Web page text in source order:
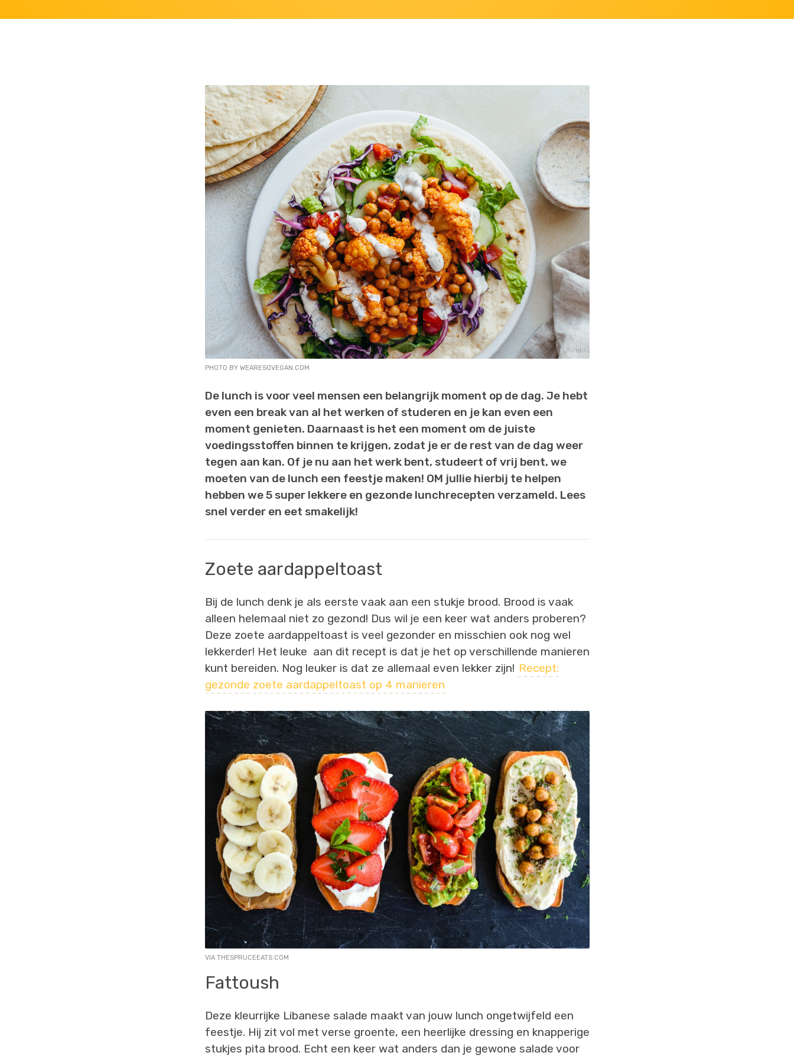
PHOTO BY WEARESOVEGAN.COM
De lunch is voor veel mensen een belangrijk moment op de dag. Je hebt
even een break van al het werken of studeren en je kan even een
moment genieten. Daarnaast is het een moment om de juiste
voedingsstoffen binnen te krijgen, zodat je er de rest van de dag weer
tegen aan kan. Of je nu aan het werk bent, studeert of vrij bent, we
moeten van de lunch een feestje maken! OM jullie hierbij te helpen
hebben we 5 super lekkere en gezonde lunchrecepten verzameld. Lees
snel verder en eet smakelijk!
Zoete aardappeltoast
Bij de lunch denk je als eerste vaak aan een stukje brood. Brood is vaak
alleen helemaal niet zo gezond! Dus wil je een keer wat anders proberen?
Deze zoete aardappeltoast is veel gezonder en misschien ook nog wel
lekkerder! Het leuke aan dit recept is dat je het op verschillende manieren
kunt bereiden. Nog leuker is dat ze allemaal even lekker zijn! Recept:
gezonde zoete aardappeltoast op 4 manieren
VIA THESPRUCEEATS.COM
Fattoush
Deze kleurrijke Libanese salade maakt van jouw lunch ongetwijfeld een
feestje. Hij zit vol met verse groente, een heerlijke dressing en knapperige
stukjes pita brood. Echt een keer wat anders dan je gewone salade voor